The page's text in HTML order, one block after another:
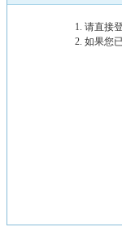
请直接
如果您